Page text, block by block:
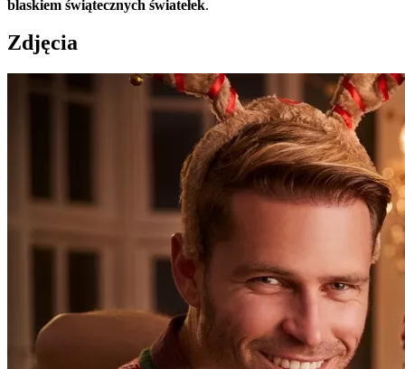
blaskiem świątecznych światełek.
Zdjęcia